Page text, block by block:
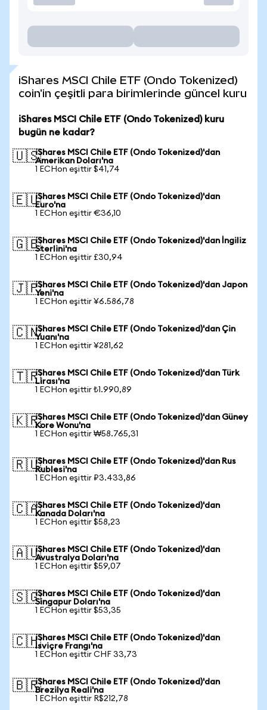
iShares MSCI Chile ETF (Ondo Tokenized)
coin'in çeşitli para birimlerinde güncel kuru
iShares MSCI Chile ETF (Ondo Tokenized) kuru
bugün ne kadar?
🇺🇸iShares MSCI Chile ETF (Ondo Tokenized)'dan
Amerikan Doları'na
1 ECHon eşittir $41,74
🇪🇺iShares MSCI Chile ETF (Ondo Tokenized)'dan
Euro'na
1 ECHon eşittir €36,10
🇬🇧iShares MSCI Chile ETF (Ondo Tokenized)'dan İngiliz
Sterlini'na
1 ECHon eşittir £30,94
🇯🇵iShares MSCI Chile ETF (Ondo Tokenized)'dan Japon
Yeni'na
1 ECHon eşittir ¥6.586,78
🇨🇳iShares MSCI Chile ETF (Ondo Tokenized)'dan Çin
Yuanı'na
1 ECHon eşittir ¥281,62
🇹🇷iShares MSCI Chile ETF (Ondo Tokenized)'dan Türk
Lirası'na
1 ECHon eşittir ₺1.990,89
🇰🇷iShares MSCI Chile ETF (Ondo Tokenized)'dan Güney
Kore Wonu'na
1 ECHon eşittir ₩58.765,31
🇷🇺iShares MSCI Chile ETF (Ondo Tokenized)'dan Rus
Rublesi'na
1 ECHon eşittir ₽3.433,86
🇨🇦iShares MSCI Chile ETF (Ondo Tokenized)'dan
Kanada Doları'na
1 ECHon eşittir $58,23
🇦🇺iShares MSCI Chile ETF (Ondo Tokenized)'dan
Avustralya Doları'na
1 ECHon eşittir $59,07
🇸🇬iShares MSCI Chile ETF (Ondo Tokenized)'dan
Singapur Doları'na
1 ECHon eşittir $53,35
🇨🇭iShares MSCI Chile ETF (Ondo Tokenized)'dan
İsviçre Frangı'na
1 ECHon eşittir CHF 33,73
🇧🇷iShares MSCI Chile ETF (Ondo Tokenized)'dan
Brezilya Reali'na
1 ECHon eşittir R$212,78